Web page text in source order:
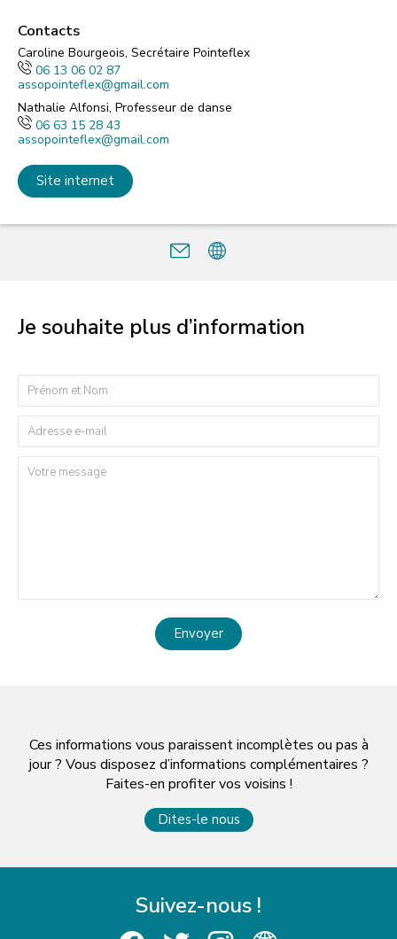
Contacts
Caroline Bourgeois, Secrétaire Pointeflex
06 13 06 02 87
assopointeflex@gmail.com
Nathalie Alfonsi, Professeur de danse
06 63 15 28 43
assopointeflex@gmail.com
Site internet
Je souhaite plus d’information
Envoyer
Ces informations vous paraissent incomplètes ou pas à
jour ? Vous disposez d’informations complémentaires ?
Faites-en profiter vos voisins !
Dites-le nous
Suivez-nous !